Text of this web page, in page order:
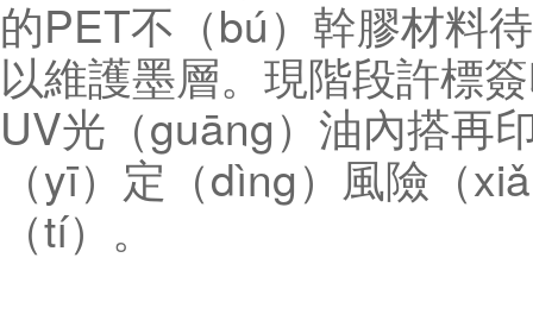
的PET不（bú）幹膠材料
以維護墨層。現階段許標
UV光（guāng）油內搭再
（yī）定（dìng）風險（
（tí）。